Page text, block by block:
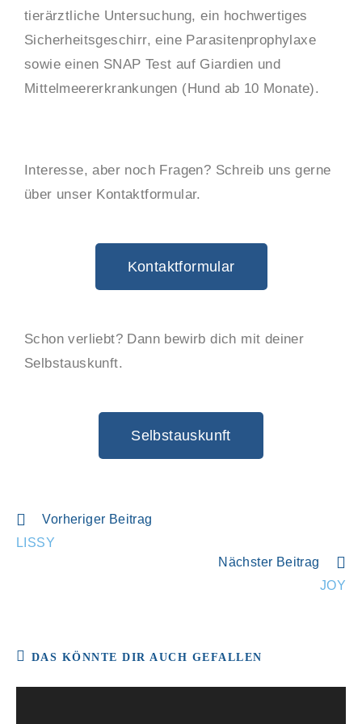
tierärztliche Untersuchung, ein hochwertiges
Sicherheitsgeschirr, eine Parasitenprophylaxe
sowie einen SNAP Test auf Giardien und
Mittelmeererkrankungen (Hund ab 10 Monate).
Interesse, aber noch Fragen? Schreib uns gerne
über unser Kontaktformular.
Kontaktformular
Schon verliebt? Dann bewirb dich mit deiner
Selbstauskunft.
Selbstauskunft
Vorheriger Beitrag
LISSY
Nächster Beitrag
JOY
DAS KÖNNTE DIR AUCH GEFALLEN